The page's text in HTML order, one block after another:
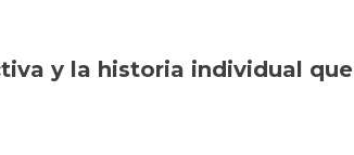
y la historia individual que